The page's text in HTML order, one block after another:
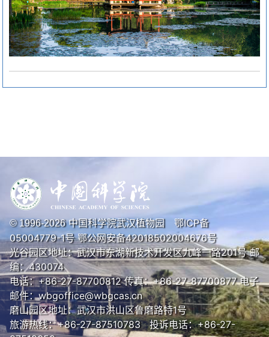
© 1996-2026中国科学院武汉植物园 鄂ICP备
05004779-1号鄂公网安备42018502004676号
光谷园区地址：武汉市东湖新技术开发区九峰一路201号 邮
编：430074
电话：+86-27-87700812 传真：+86-27-87700877 电子
邮件：wbgoffice@wbgcas.cn
磨山园区地址：武汉市洪山区鲁磨路特1号
旅游热线：+86-27-87510783 投诉电话：+86-27-